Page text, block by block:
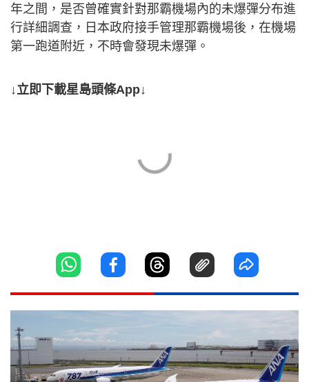
年之間，是否曾確實針對那霸機場內的未爆彈分布進
行詳細調查，日本政府接手管理那霸機場後，在機場
第一跑道附近，不時會發現未爆彈。
↓立即下載星島頭條App↓